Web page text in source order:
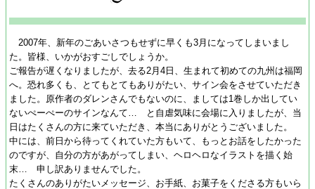
2007年、新年のごあいさつもせずに早くも3月になってしまいまし
た。皆様、いかがおすごしでしょうか。
ご報告が遅くなりましたが、去る2月4日、生まれて初めての九州は福岡
へ。恐れ多くも、とてもとてもありがたい、サイン会をさせていただき
ました。原作者のダレンさんでもないのに、ましては1巻しか出してい
ないぺーぺーのサインなんて… と自虐気味に会場に入りましたが、当
日はたくさんの方に来ていただき、本当にありがとうございました。
中には、前日から待ってくれていた方もいて、もっとお話をしたかった
のですが、自分の方があがってしまい、ヘロヘロなイラストを描く始
末… 申し訳ありませんでした。
たくさんのありがたいメッセージ、お手紙、お菓子をくださる方もいら